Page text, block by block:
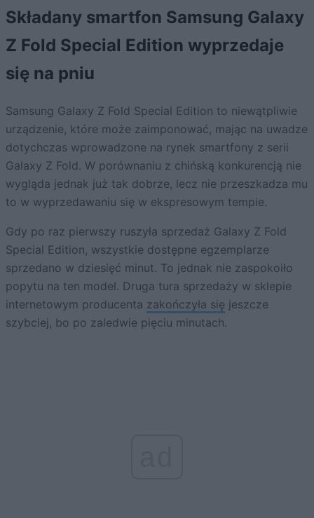
Składany smartfon Samsung Galaxy
Z Fold Special Edition wyprzedaje
się na pniu
Samsung Galaxy Z Fold Special Edition to niewątpliwie
urządzenie, które może zaimponować, mając na uwadze
dotychczas wprowadzone na rynek smartfony z serii
Galaxy Z Fold. W porównaniu z chińską konkurencją nie
wygląda jednak już tak dobrze, lecz nie przeszkadza mu
to w wyprzedawaniu się w ekspresowym tempie.
Gdy po raz pierwszy ruszyła sprzedaż Galaxy Z Fold
Special Edition, wszystkie dostępne egzemplarze
sprzedano w dziesięć minut. To jednak nie zaspokoiło
popytu na ten model. Druga tura sprzedaży w sklepie
internetowym producenta zakończyła się jeszcze
szybciej, bo po zaledwie pięciu minutach.